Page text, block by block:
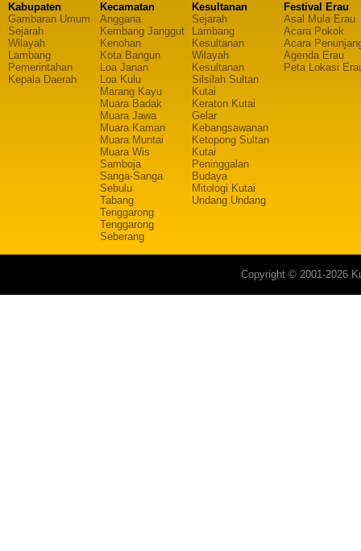
Kabupaten
Gambaran Umum
Sejarah
Wilayah
Lambang
Pemerintahan
Kepala Daerah
Kecamatan
Anggana
Kembang Janggut
Kenohan
Kota Bangun
Loa Janan
Loa Kulu
Marang Kayu
Muara Badak
Muara Jawa
Muara Kaman
Muara Muntai
Muara Wis
Samboja
Sanga-Sanga
Sebulu
Tabang
Tenggarong
Tenggarong
Seberang
Kesultanan
Sejarah
Lambang
Kesultanan
Wilayah
Kesultanan
Silsilah Sultan
Kutai
Keraton Kutai
Gelar
Kebangsawanan
Ketopong Sultan
Kutai
Peninggalan
Budaya
Mitologi Kutai
Undang Undang
Festival Erau
Asal Mula Erau
Acara Pokok
Acara
Agenda Erau
Peta Lokasi
Copyright © 2001-2026